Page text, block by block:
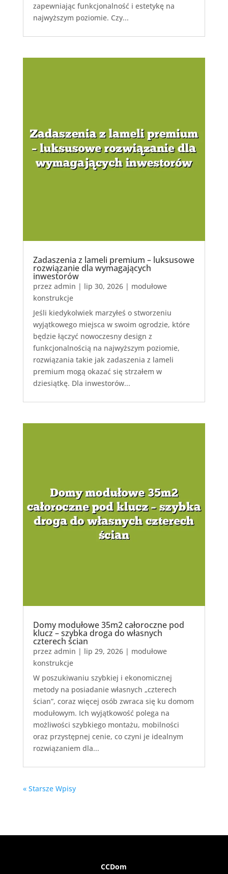
zapewniając funkcjonalność i estetykę na
najwyższym poziomie. Czy...
Zadaszenia z lameli premium – luksusowe
rozwiązanie dla wymagających
inwestorów
przez admin | lip 30, 2026| modułowe
konstrukcje
Jeśli kiedykolwiek marzyłeś o stworzeniu
wyjątkowego miejsca w swoim ogrodzie, które
będzie łączyć nowoczesny design z
funkcjonalnością na najwyższym poziomie,
rozwiązania takie jak zadaszenia z lameli
premium mogą okazać się strzałem w
dziesiątkę. Dla inwestorów...
Domy modułowe 35m2 całoroczne pod
klucz – szybka droga do własnych
czterech ścian
przez admin | lip 29, 2026| modułowe
konstrukcje
W poszukiwaniu szybkiej i ekonomicznej
metody na posiadanie własnych „czterech
ścian”, coraz więcej osób zwraca się ku domom
modułowym. Ich wyjątkowość polega na
możliwości szybkiego montażu, mobilności
oraz przystępnej cenie, co czyni je idealnym
rozwiązaniem dla...
« Starsze Wpisy
CCDom